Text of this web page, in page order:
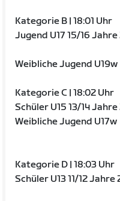
Kategorie B | 18:01 Uhr
Jugend U17 15/16
Weibliche Jugend U19w
Kategorie C | 18:02 Uhr
Schüler U15 13/14
Weibliche Jugend U17w
Kategorie D | 18:03 Uhr
Schüler U13 11/12 Jahre